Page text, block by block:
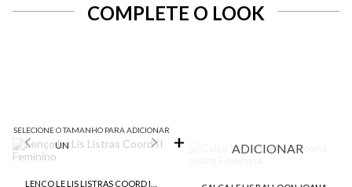
COMPLETE O LOOK
SELECIONE O TAMANHO PARA ADICIONAR
UN ADICIONAR